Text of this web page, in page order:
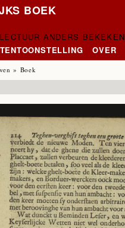
BOEK
ANDERS BEKEKEN
OVER
» Boek